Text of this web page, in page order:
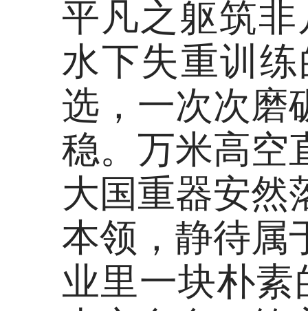
平凡之躯筑
水下失重训
选，一次次磨
稳。万米高空
大国重器安然
本领，静待属
业里一块朴素